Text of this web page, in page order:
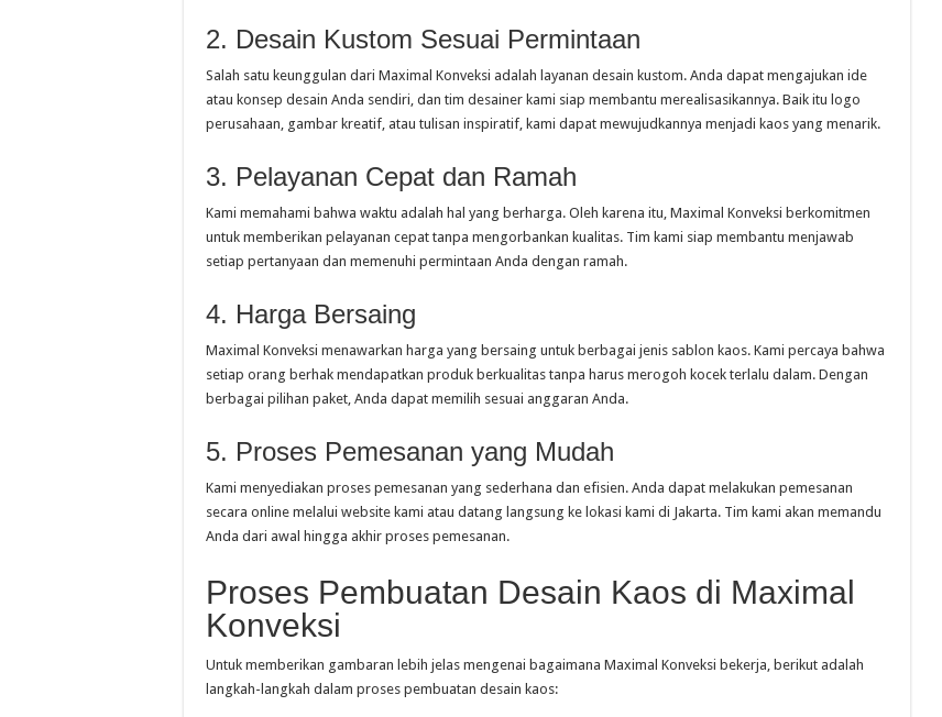
2. Desain Kustom Sesuai Permintaan
Salah satu keunggulan dari Maximal Konveksi adalah layanan desain kustom. Anda dapat mengajukan ide
atau konsep desain Anda sendiri, dan tim desainer kami siap membantu merealisasikannya. Baik itu logo
perusahaan, gambar kreatif, atau tulisan inspiratif, kami dapat mewujudkannya menjadi kaos yang menarik.
3. Pelayanan Cepat dan Ramah
Kami memahami bahwa waktu adalah hal yang berharga. Oleh karena itu, Maximal Konveksi berkomitmen
untuk memberikan pelayanan cepat tanpa mengorbankan kualitas. Tim kami siap membantu menjawab
setiap pertanyaan dan memenuhi permintaan Anda dengan ramah.
4. Harga Bersaing
Maximal Konveksi menawarkan harga yang bersaing untuk berbagai jenis sablon kaos. Kami percaya bahwa
setiap orang berhak mendapatkan produk berkualitas tanpa harus merogoh kocek terlalu dalam. Dengan
berbagai pilihan paket, Anda dapat memilih sesuai anggaran Anda.
5. Proses Pemesanan yang Mudah
Kami menyediakan proses pemesanan yang sederhana dan efisien. Anda dapat melakukan pemesanan
secara online melalui website kami atau datang langsung ke lokasi kami di Jakarta. Tim kami akan memandu
Anda dari awal hingga akhir proses pemesanan.
Proses Pembuatan Desain Kaos di Maximal
Konveksi
Untuk memberikan gambaran lebih jelas mengenai bagaimana Maximal Konveksi bekerja, berikut adalah
langkah-langkah dalam proses pembuatan desain kaos: